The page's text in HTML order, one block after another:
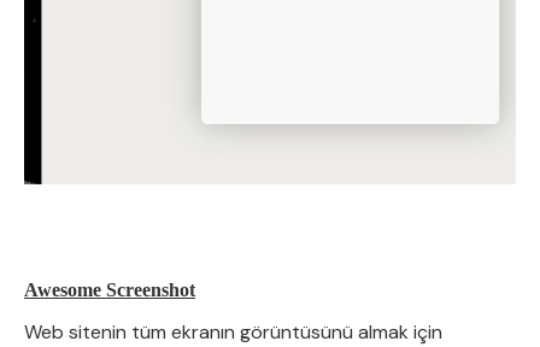
Awesome Screenshot
Web sitenin tüm ekranın görüntüsünü almak için